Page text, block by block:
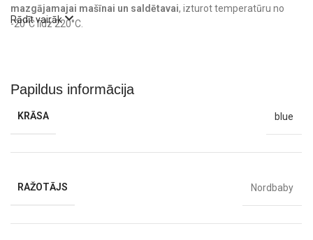
mazgājamajai mašīnai un saldētavai, izturot temperatūru no
-20°C līdz 220°C.
Rādīt vairāk
Papildus informācija
KRĀSA blue
RAŽOTĀJS Nordbaby